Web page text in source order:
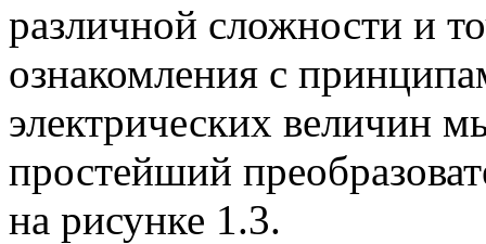
различной сложности и
ознакомления с
электрических величин
простейший
на рисунке 1.3.